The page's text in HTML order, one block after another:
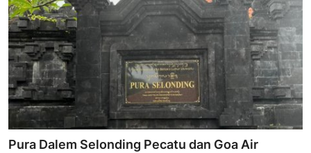
Pura Dalem Selonding Pecatu dan Goa Air